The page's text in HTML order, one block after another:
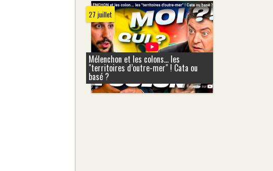
27 juillet
Mélenchon et les colons... les
"territoires d’outre-mer" ! Cata ou
basé ?